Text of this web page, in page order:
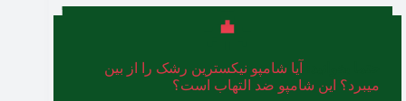
آیا شامپو نیکسترین رشک را از بین
میبرد؟ این شامپو ضد التهاب است؟